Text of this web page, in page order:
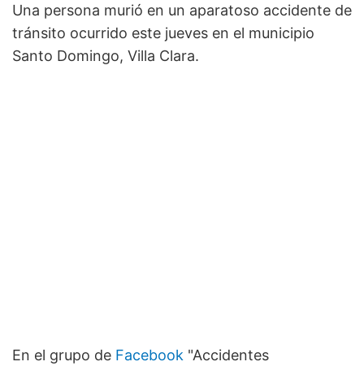
Una persona murió en un aparatoso accidente de
tránsito ocurrido este jueves en el municipio
Santo Domingo, Villa Clara.
En el grupo de Facebook "Accidentes